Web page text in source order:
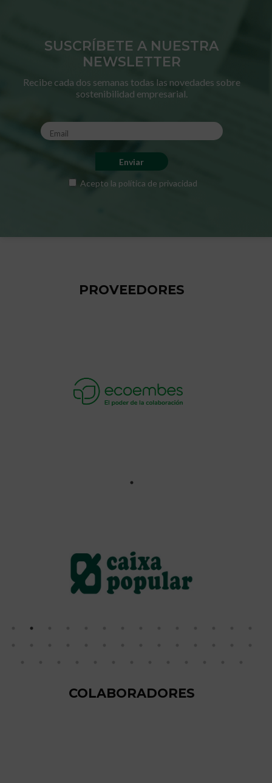
SUSCRÍBETE A NUESTRA
NEWSLETTER
Recibe cada dos semanas todas las novedades sobre
sostenibilidad empresarial.
Acepto la política de privacidad
PROVEEDORES
COLABORADORES